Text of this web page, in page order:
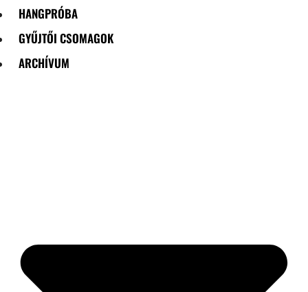
HANGPRÓBA
GYŰJTŐI CSOMAGOK
ARCHÍVUM